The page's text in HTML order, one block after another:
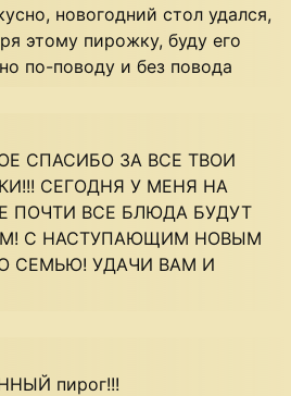
новогодний стол удался,
этому пирожку, буду его
по-поводу и без повода
СПАСИБО ЗА ВСЕ ТВОИ
СЕГОДНЯ У МЕНЯ НА
ПОЧТИ ВСЕ БЛЮДА БУДУТ
С НАСТУПАЮЩИМ НОВЫМ
СЕМЬЮ! УДАЧИ ВАМ И
пирог!!!